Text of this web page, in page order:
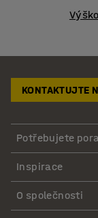
KONTAKTUJTE
Potřebujete
Inspirace
O společnosti